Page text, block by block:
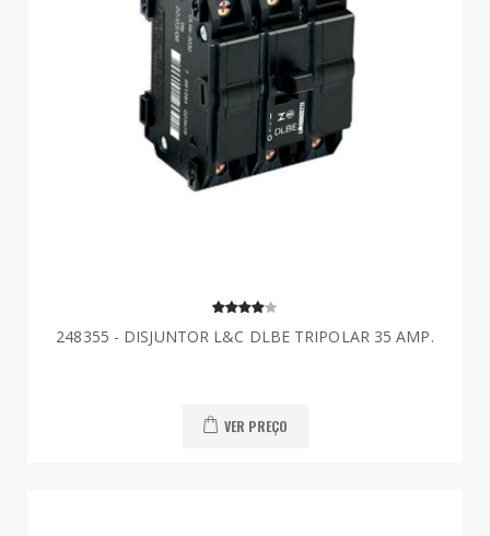
248355 - DISJUNTOR L&C DLBE TRIPOLAR 35 AMP.
VER PREÇO